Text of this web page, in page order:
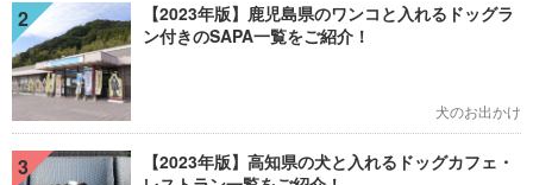
2
【2023年版】鹿児島県のワンコと入れるドッグラ
ン付きのSAPA一覧をご紹介！
犬のお出かけ
3
【2023年版】高知県の犬と入れるドッグカフェ・